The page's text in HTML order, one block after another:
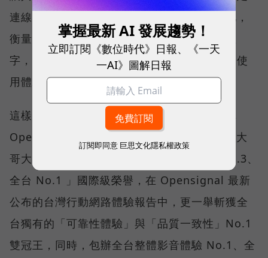
連線，即無法轉換成好的使用體驗，也因如此，
衡量「好網路」的標準，也逐漸從追求測速數
字，轉向任何時間、任何地點都能穩定連線的使
用體驗。
這樣的轉變，也反映在國際權威網路分析機構
Opensignal 公布的評比結果。今年初，台灣大
哥大不僅率先奪下「 4G／5G 在線率全球 No.3、
全台 No.1 」國際級榮譽，在 Opensignal 最新
公布的台灣行動網路體驗報告中，更一舉斬獲全
台獨有的「可靠性體驗」與「品質一致性」No.1
雙冠王，同時，包辦全台整體影音體驗 No.1、全
掌握最新 AI 發展趨勢！
立即訂閱《數位時代》日報、《一天
一AI》圖解日報
訂閱即同意 巨思文化隱私權政策